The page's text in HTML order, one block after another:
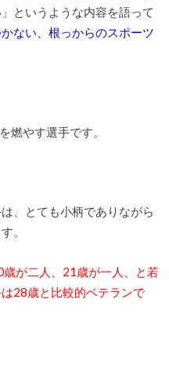
というような内容を語って
ない、根っからのスポーツ
燃やす選手です。
、とても小柄でありながら
。
が二人、21歳が一人、と若
28歳と比較的ベテランで